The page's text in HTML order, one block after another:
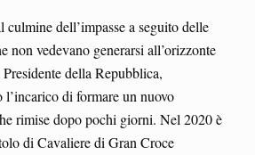
dell’impasse a seguito delle
non vedevano generarsi all’orizzonte
della Repubblica,
di formare un nuovo
rimise dopo pochi giorni. Nel 2020 è
di Cavaliere di Gran Croce